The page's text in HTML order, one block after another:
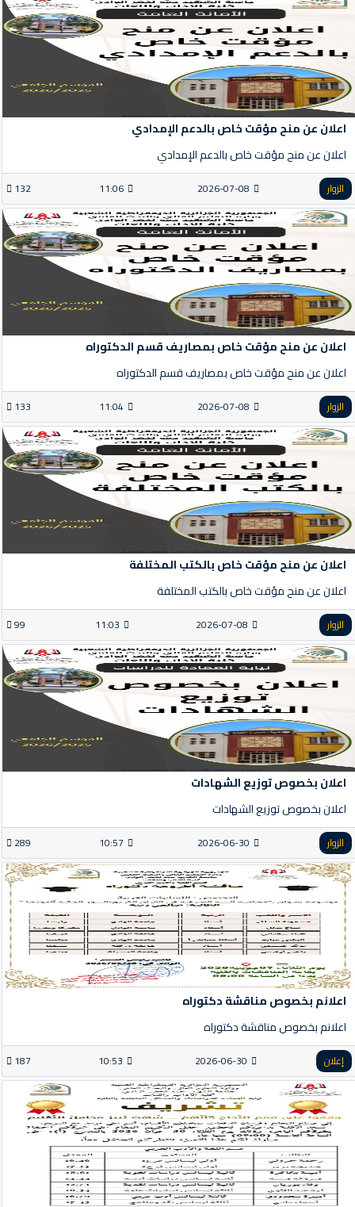
اعلان عن منح مؤقت خاص بالدعم الإمدادي
اعلان عن منح مؤقت خاص بالدعم الإمدادي
الزوار 2026-07-08
11:06
132
اعلان عن منح مؤقت خاص بمصاريف قسم الدكتوراه
اعلان عن منح مؤقت خاص بمصاريف قسم الدكتوراه
الزوار 2026-07-08
11:04
133
اعلان عن منح مؤقت خاص بالكتب المختلفة
اعلان عن منح مؤقت خاص بالكتب المختلفة
الزوار 2026-07-08
11:03
99
اعلان بخصوص توزيع الشهادات
اعلان بخصوص توزيع الشهادات
الزوار 2026-06-30
10:57
289
اعلانم بخصوص مناقشة دكتوراه
اعلانم بخصوص مناقشة دكتوراه
إعلان 2026-06-30
10:53
187